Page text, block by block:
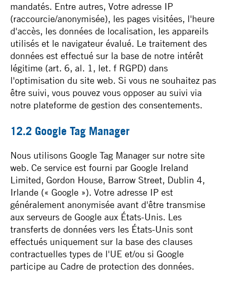
mandatés. Entre autres, Votre adresse IP
(raccourcie/anonymisée), les pages visitées, l'heure
d'accès, les données de localisation, les appareils
utilisés et le navigateur évalué. Le traitement des
données est effectué sur la base de notre intérêt
légitime (art. 6, al. 1, let. f RGPD) dans
l'optimisation du site web. Si vous ne souhaitez pas
être suivi, vous pouvez vous opposer au suivi via
notre plateforme de gestion des consentements.
12.2 Google Tag Manager
Nous utilisons Google Tag Manager sur notre site
web. Ce service est fourni par Google Ireland
Limited, Gordon House, Barrow Street, Dublin 4,
Irlande (« Google »). Votre adresse IP est
généralement anonymisée avant d'être transmise
aux serveurs de Google aux États-Unis. Les
transferts de données vers les États-Unis sont
effectués uniquement sur la base des clauses
contractuelles types de l'UE et/ou si Google
participe au Cadre de protection des données.